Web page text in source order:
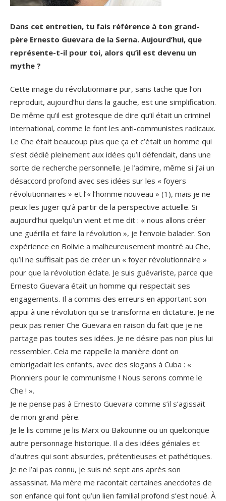
Dans cet entretien, tu fais référence à ton grand-
père Ernesto Guevara de la Serna. Aujourd’hui, que
représente-t-il pour toi, alors qu’il est devenu un
mythe ?
Cette image du révolutionnaire pur, sans tache que l’on
reproduit, aujourd’hui dans la gauche, est une simplification.
De même qu’il est grotesque de dire qu’il était un criminel
international, comme le font les anti-communistes radicaux.
Le Che était beaucoup plus que ça et c’était un homme qui
s’est dédié pleinement aux idées qu’il défendait, dans une
sorte de recherche personnelle. Je l’admire, même si j’ai un
désaccord profond avec ses idées sur les « foyers
révolutionnaires » et l’« l’homme nouveau » (1), mais je ne
peux les juger qu’à partir de la perspective actuelle. Si
aujourd’hui quelqu’un vient et me dit : « nous allons créer
une guérilla et faire la révolution », je l’envoie balader. Son
expérience en Bolivie a malheureusement montré au Che,
qu’il ne suffisait pas de créer un « foyer révolutionnaire »
pour que la révolution éclate. Je suis guévariste, parce que
Ernesto Guevara était un homme qui respectait ses
engagements. Il a commis des erreurs en apportant son
appui à une révolution qui se transforma en dictature. Je ne
peux pas renier Che Guevara en raison du fait que je ne
partage pas toutes ses idées. Je ne désire pas non plus lui
ressembler. Cela me rappelle la manière dont on
embrigadait les enfants, avec des slogans à Cuba : «
Pionniers pour le communisme ! Nous serons comme le
Che ! ».
Je ne pense pas à Ernesto Guevara comme s’il s’agissait
de mon grand-père.
Je le lis comme je lis Marx ou Bakounine ou un quelconque
autre personnage historique. Il a des idées géniales et
d’autres qui sont absurdes, prétentieuses et pathétiques.
Je ne l’ai pas connu, je suis né sept ans après son
assassinat. Ma mère me racontait certaines anecdotes de
son enfance qui font qu’un lien familial profond s’est noué. À